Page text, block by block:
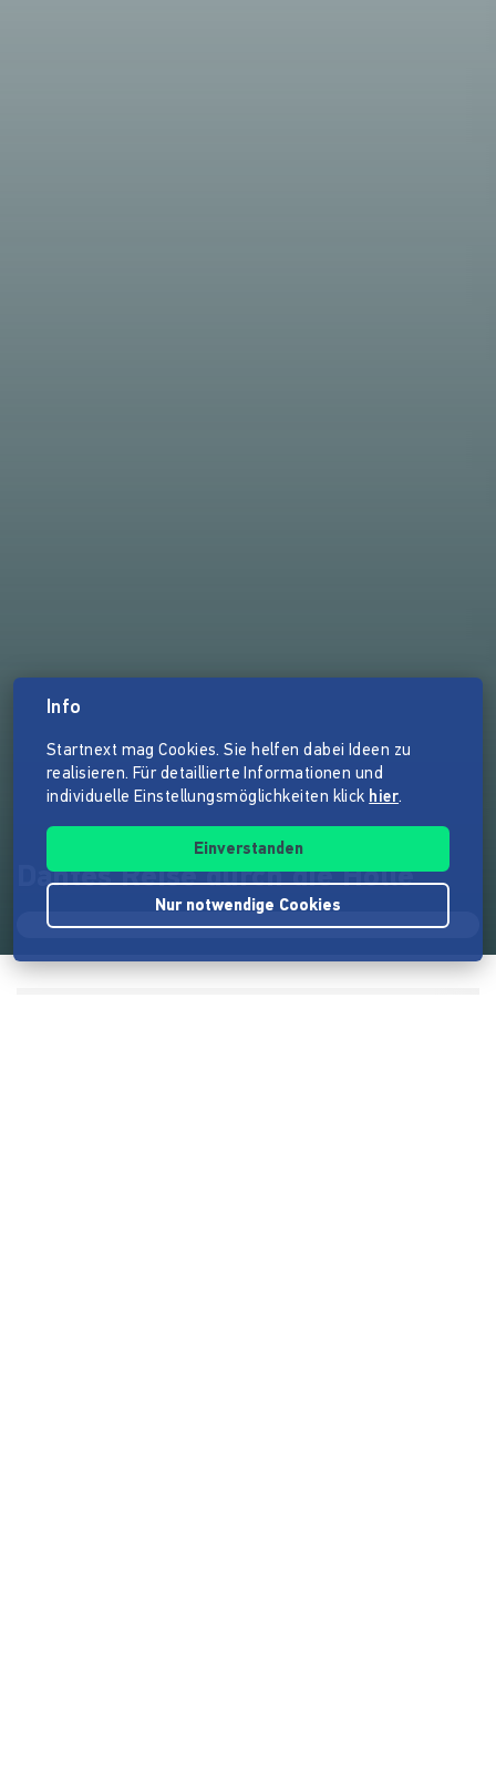
Dantes Reise durch die Hölle
Info
Startnext mag Cookies. Sie helfen dabei Ideen zu
realisieren. Für detaillierte Informationen und
individuelle Einstellungsmöglichkeiten klick hier.
Einverstanden
Nur notwendige Cookies